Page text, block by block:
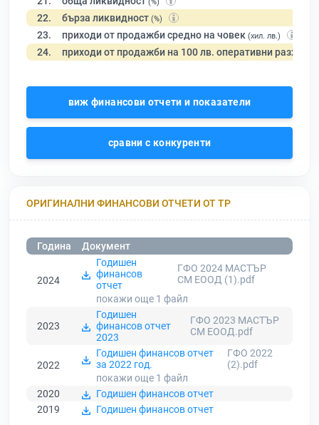
(%)
22. бърза ликвидност (%)
23. приходи от продажби средно на човек (хил. лв.)
24. приходи от продажби на 100 лв. оперативни разходи
виж финансови отчети и показатели
сравни с конкуренти
ОРИГИНАЛНИ ФИНАНСОВИ ОТЧЕТИ ОТ ТР
Година Документ
2024
Годишен
финансов
отчет
ГФО 2024 МАСТЪР
СМ ЕООД (1).pdf
покажи още 1 файл
2023
Годишен
финансов отчет
2023
ГФО 2023 МАСТЪР
СМ ЕООД.pdf
2022
Годишен финансов отчет
за 2022 год.
ГФО 2022
(2).pdf
покажи още 1 файл
2020
Годишен финансов отчет
2019
Годишен финансов отчет